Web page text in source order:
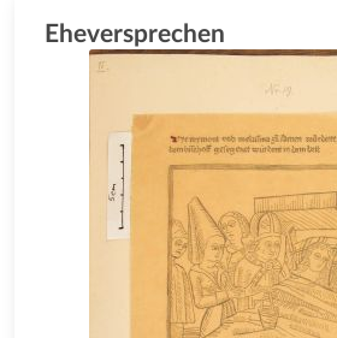
Eheversprechen